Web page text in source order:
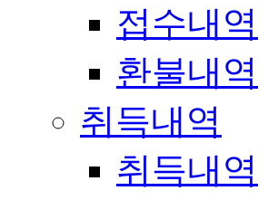
접수내역
환불내역
취득내역
취득내역